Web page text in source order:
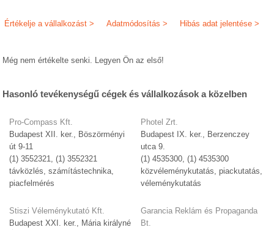
Hibás adat jelentése >
Adatmódosítás >
Értékelje a vállalkozást >
Még nem értékelte senki. Legyen Ön az első!
Hasonló tevékenységű cégek és vállalkozások a közelben
Pro-Compass Kft.
Budapest XII. ker., Böszörményi
út 9-11
(1) 3552321, (1) 3552321
távközlés, számítástechnika,
piacfelmérés
Stiszi Véleménykutató Kft.
Budapest XXI. ker., Mária királyné
Photel Zrt.
Budapest IX. ker., Berzenczey
utca 9.
(1) 4535300, (1) 4535300
közvéleménykutatás, piackutatás,
véleménykutatás
Garancia Reklám és Propaganda
Bt.